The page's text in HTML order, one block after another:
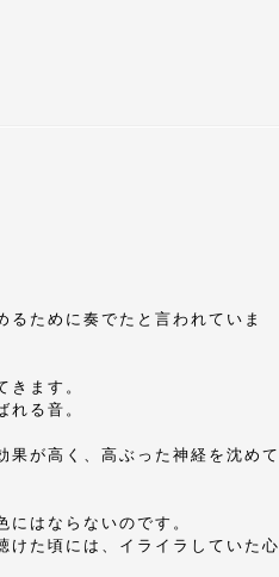
ために奏でたと言われていま
ます。
る音。
果が高く、高ぶった神経を沈めて
はならないのです。
けた頃には、イライラしていた心